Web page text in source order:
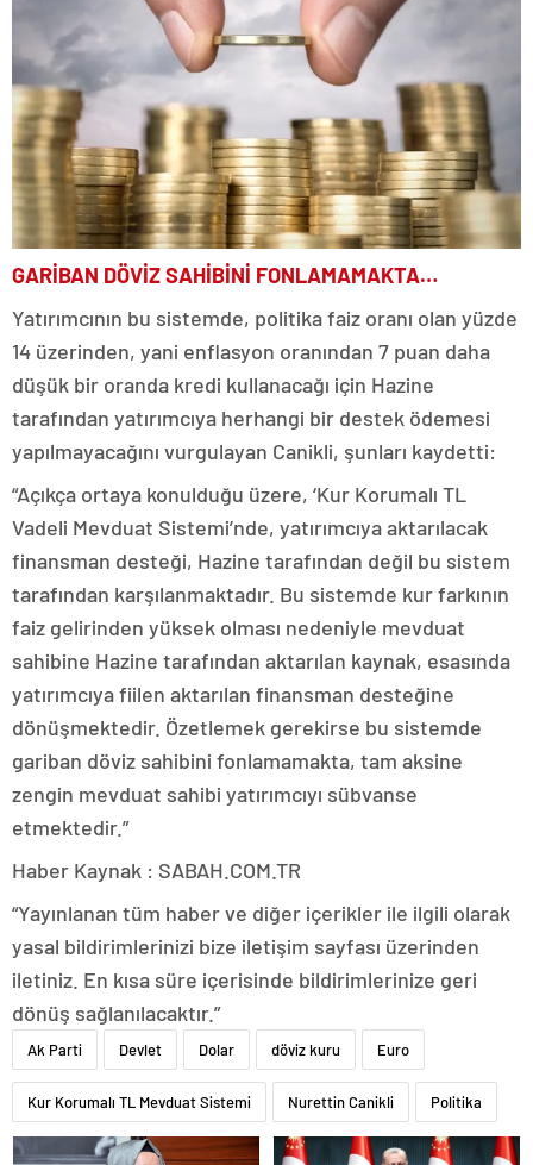
GARİBAN DÖVİZ SAHİBİNİ FONLAMAMAKTA…
Yatırımcının bu sistemde, politika faiz oranı olan yüzde
14 üzerinden, yani enflasyon oranından 7 puan daha
düşük bir oranda kredi kullanacağı için Hazine
tarafından yatırımcıya herhangi bir destek ödemesi
yapılmayacağını vurgulayan Canikli, şunları kaydetti:
“Açıkça ortaya konulduğu üzere, ‘Kur Korumalı TL
Vadeli Mevduat Sistemi’nde, yatırımcıya aktarılacak
finansman desteği, Hazine tarafından değil bu sistem
tarafından karşılanmaktadır. Bu sistemde kur farkının
faiz gelirinden yüksek olması nedeniyle mevduat
sahibine Hazine tarafından aktarılan kaynak, esasında
yatırımcıya fiilen aktarılan finansman desteğine
dönüşmektedir. Özetlemek gerekirse bu sistemde
gariban döviz sahibini fonlamamakta, tam aksine
zengin mevduat sahibi yatırımcıyı sübvanse
etmektedir.”
Haber Kaynak : SABAH.COM.TR
“Yayınlanan tüm haber ve diğer içerikler ile ilgili olarak
yasal bildirimlerinizi bize iletişim sayfası üzerinden
iletiniz. En kısa süre içerisinde bildirimlerinize geri
dönüş sağlanılacaktır.”
Ak Parti Devlet Dolar döviz kuru Euro
Kur Korumalı TL Mevduat Sistemi Nurettin Canikli Politika